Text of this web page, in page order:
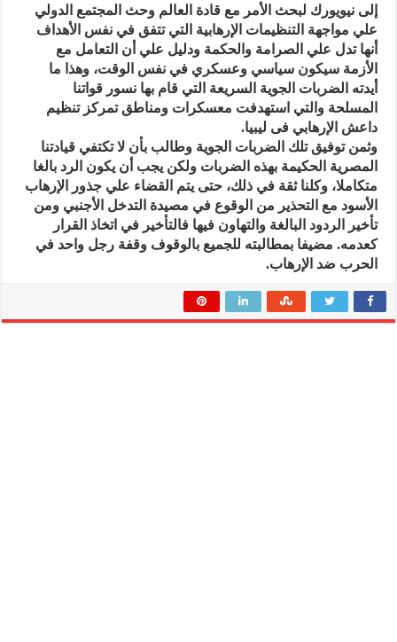
إلى نيويورك لبحث الأمر مع قادة العالم وحث المجتمع الدولي
علي مواجهة التنظيمات الإرهابية التي تتفق في نفس الأهداف
أنها تدل علي الصرامة والحكمة ودليل علي أن التعامل مع
الأزمة سيكون سياسي وعسكري في نفس الوقت، وهذا ما
أيدته الضربات الجوية السريعة التي قام بها نسور قواتنا
المسلحة والتي استهدفت معسكرات ومناطق تمركز تنظيم
داعش الإرهابي فى ليبيا.
وثمن توفيق تلك الضربات الجوية وطالب بأن لا تكتفي قيادتنا
المصرية الحكيمة بهذه الضربات ولكن يجب أن يكون الرد بالغا
متكاملا، وكلنا ثقة في ذلك، حتى يتم القضاء علي جذور الإرهاب
الأسود مع التحذير من الوقوع في مصيدة التدخل الأجنبي ومن
تأخير الردود البالغة والتهاون فيها فالتأخير في اتخاذ القرار
كعدمه. مضيفا بمطالبته للجميع بالوقوف وقفة رجل واحد في
الحرب ضد الإرهاب.